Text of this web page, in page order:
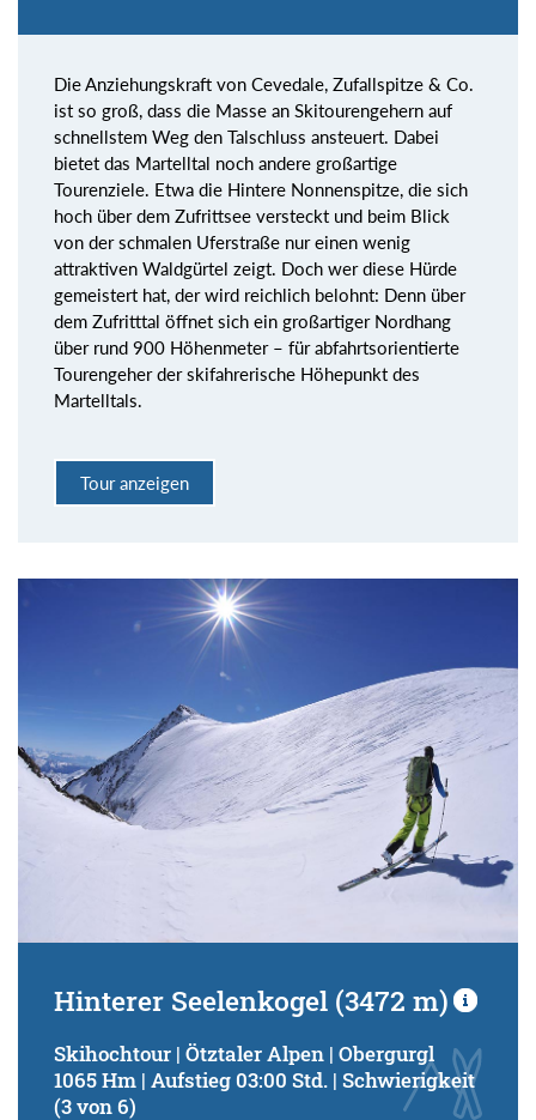
Die Anziehungskraft von Cevedale, Zufallspitze & Co.
ist so groß, dass die Masse an Skitourengehern auf
schnellstem Weg den Talschluss ansteuert. Dabei
bietet das Martelltal noch andere großartige
Tourenziele. Etwa die Hintere Nonnenspitze, die sich
hoch über dem Zufrittsee versteckt und beim Blick
von der schmalen Uferstraße nur einen wenig
attraktiven Waldgürtel zeigt. Doch wer diese Hürde
gemeistert hat, der wird reichlich belohnt: Denn über
dem Zufritttal öffnet sich ein großartiger Nordhang
über rund 900 Höhenmeter – für abfahrtsorientierte
Tourengeher der skifahrerische Höhepunkt des
Martelltals.
Tour anzeigen
Hinterer Seelenkogel (3472 m)
Skihochtour | Ötztaler Alpen | Obergurgl
1065 Hm | Aufstieg 03:00 Std. | Schwierigkeit
(3 von 6)